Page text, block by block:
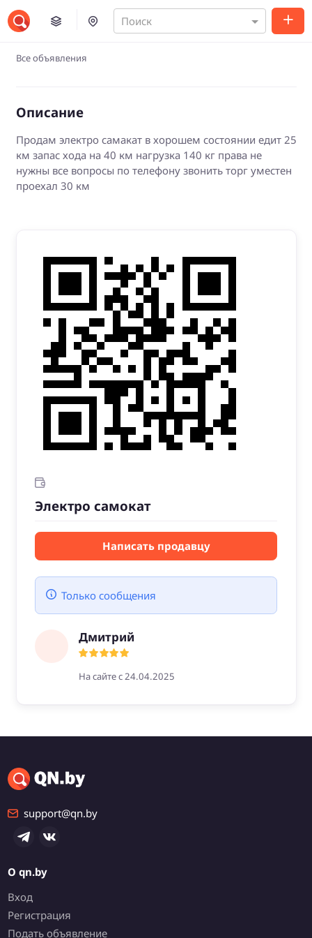
Поиск
Все объявления
Описание
Продам электро самакат в хорошем состоянии едит 25
км запас хода на 40 км нагрузка 140 кг права не
нужны все вопросы по телефону звонить торг уместен
проехал 30 км
Электро самокат
Написать продавцу
Только сообщения
Дмитрий
На сайте с 24.04.2025
support@qn.by
О qn.by
Вход
Регистрация
Подать объявление